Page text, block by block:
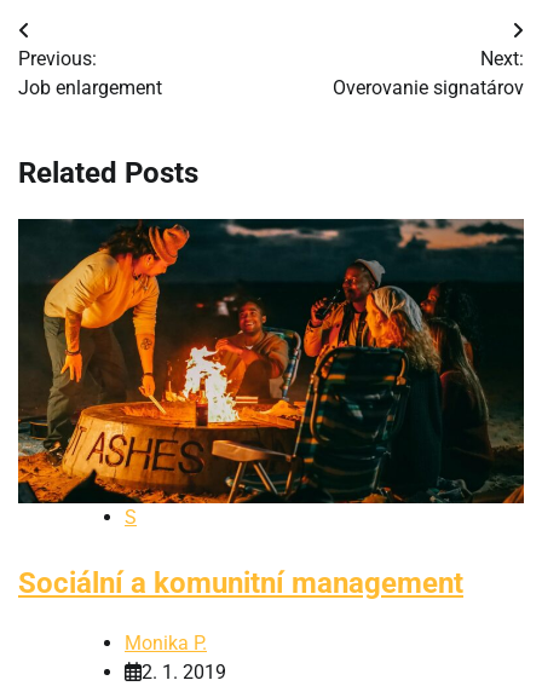
Navigácia
v
Previous:
Job enlargement
Next:
Overovanie signatárov
Related Posts
S
Sociální a komunitní management
Monika P.
2. 1. 2019